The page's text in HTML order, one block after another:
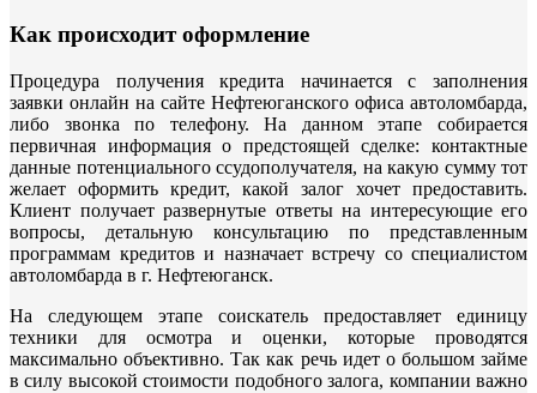
Как происходит оформление
Процедура получения кредита начинается с заполнения
заявки онлайн на сайте Нефтеюганского офиса автоломбарда,
либо звонка по телефону. На данном этапе собирается
первичная информация о предстоящей сделке: контактные
данные потенциального ссудополучателя, на какую сумму тот
желает оформить кредит, какой залог хочет предоставить.
Клиент получает развернутые ответы на интересующие его
вопросы, детальную консультацию по представленным
программам кредитов и назначает встречу со специалистом
автоломбарда в г. Нефтеюганск.
На следующем этапе соискатель предоставляет единицу
техники для осмотра и оценки, которые проводятся
максимально объективно. Так как речь идет о большом займе
в силу высокой стоимости подобного залога, компании важно